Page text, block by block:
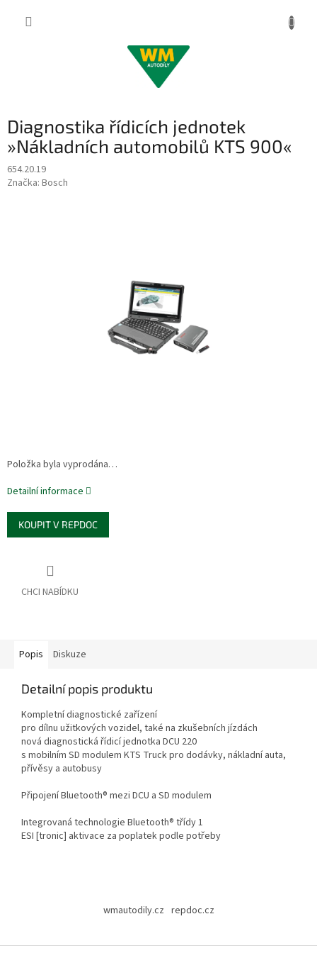
Diagnostika řídicích jednotek
»Nákladních automobilů KTS 900«
654.20.19
Značka: Bosch
Položka byla vyprodána…
Detailní informace
KOUPIT V REPDOC
Popis Diskuze
Detailní popis produktu
Kompletní diagnostické zařízení
pro dílnu užitkových vozidel, také na zkušebních jízdách
nová diagnostická řídicí jednotka DCU 220
s mobilním SD modulem KTS Truck pro dodávky, nákladní auta,
přívěsy a autobusy
Připojení Bluetooth® mezi DCU a SD modulem
Integrovaná technologie Bluetooth® třídy 1
ESI [tronic] aktivace za poplatek podle potřeby
wmautodily.cz repdoc.cz